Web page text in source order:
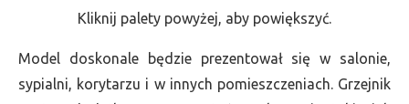
Kliknij palety powyżej, aby powiększyć.
Model doskonale będzie prezentował się w salonie,
sypialni, korytarzu i w innych pomieszczeniach. Grzejnik